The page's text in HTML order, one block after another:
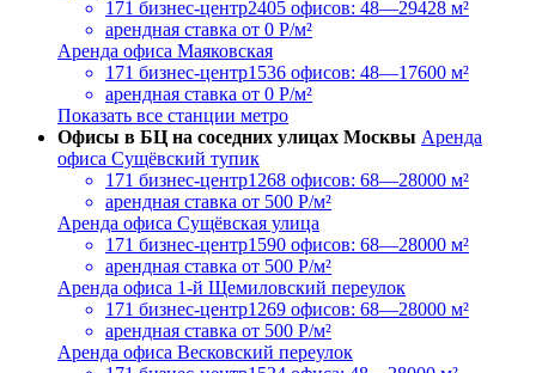
171 бизнес-центр2405 офисов: 48—29428 м²
арендная ставка от 0 Р/м²
Аренда офиса Маяковская
171 бизнес-центр1536 офисов: 48—17600 м²
арендная ставка от 0 Р/м²
Показать все станции метро
Офисы в БЦ на соседних улицах Москвы Аренда
офиса Сущёвский тупик
171 бизнес-центр1268 офисов: 68—28000 м²
арендная ставка от 500 Р/м²
Аренда офиса Сущёвская улица
171 бизнес-центр1590 офисов: 68—28000 м²
арендная ставка от 500 Р/м²
Аренда офиса 1-й Щемиловский переулок
171 бизнес-центр1269 офисов: 68—28000 м²
арендная ставка от 500 Р/м²
Аренда офиса Весковский переулок